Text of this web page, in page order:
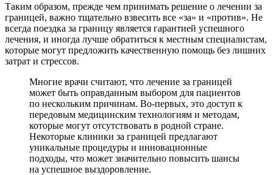
Таким образом, прежде чем принимать решение о лечении за
границей, важно тщательно взвесить все «за» и «против». Не
всегда поездка за границу является гарантией успешного
лечения, и иногда лучше обратиться к местным специалистам,
которые могут предложить качественную помощь без лишних
затрат и стрессов.
Многие врачи считают, что лечение за границей
может быть оправданным выбором для пациентов
по нескольким причинам. Во-первых, это доступ к
передовым медицинским технологиям и методам,
которые могут отсутствовать в родной стране.
Некоторые клиники за границей предлагают
уникальные процедуры и инновационные
подходы, что может значительно повысить шансы
на успешное выздоровление.